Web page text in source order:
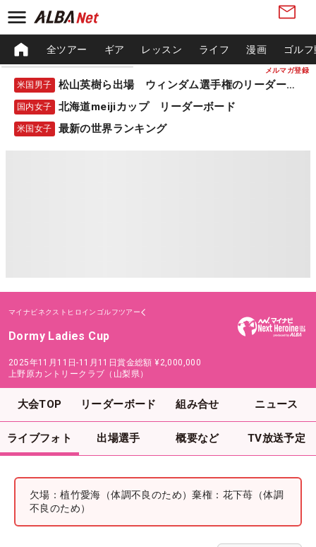
メルマガ登録
全ツアー ギア レッスン ライフ 漫画 ゴル
米国男子 松山英樹ら出場 ウィンダム選手権のリーダーボード
国内女子 北海道meijiカップ リーダーボード
米国女子 最新の世界ランキング
マイナビネクストヒロインゴルフツアー
Dormy Ladies Cup
2025年11月11日-11月11日賞金総額 ¥2,000,000
上野原カントリークラブ（山梨県）
大会TOP リーダーボード 組み合せ ニュース
ライブフォト 出場選手 概要など TV放送予定
欠場：植竹愛海（体調不良のため）棄権：花下苺（体調
不良のため）